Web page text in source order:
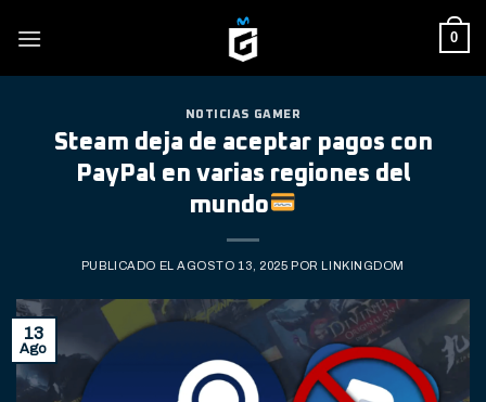
0
NOTICIAS GAMER
Steam deja de aceptar pagos con
PayPal en varias regiones del
mundo
PUBLICADO ELAGOSTO 13, 2025 POR LINKINGDOM
13
Ago